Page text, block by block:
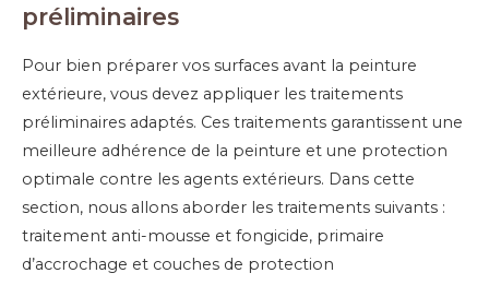
préliminaires
Pour bien préparer vos surfaces avant la peinture
extérieure, vous devez appliquer les traitements
préliminaires adaptés. Ces traitements garantissent une
meilleure adhérence de la peinture et une protection
optimale contre les agents extérieurs. Dans cette
section, nous allons aborder les traitements suivants :
traitement anti-mousse et fongicide, primaire
d’accrochage et couches de protection